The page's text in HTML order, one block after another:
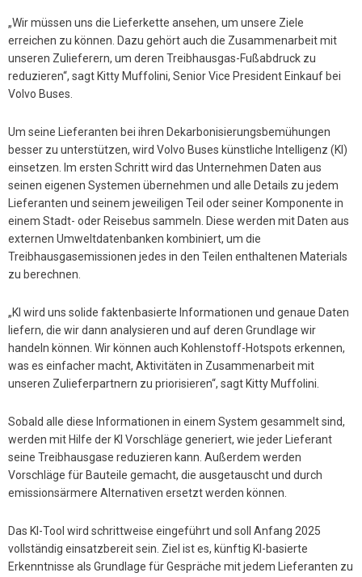
„Wir müssen uns die Lieferkette ansehen, um unsere Ziele
erreichen zu können. Dazu gehört auch die Zusammenarbeit mit
unseren Zulieferern, um deren Treibhausgas-Fußabdruck zu
reduzieren“, sagt Kitty Muffolini, Senior Vice President Einkauf bei
Volvo Buses.
Um seine Lieferanten bei ihren Dekarbonisierungsbemühungen
besser zu unterstützen, wird Volvo Buses künstliche Intelligenz (KI)
einsetzen. Im ersten Schritt wird das Unternehmen Daten aus
seinen eigenen Systemen übernehmen und alle Details zu jedem
Lieferanten und seinem jeweiligen Teil oder seiner Komponente in
einem Stadt- oder Reisebus sammeln. Diese werden mit Daten aus
externen Umweltdatenbanken kombiniert, um die
Treibhausgasemissionen jedes in den Teilen enthaltenen Materials
zu berechnen.
„KI wird uns solide faktenbasierte Informationen und genaue Daten
liefern, die wir dann analysieren und auf deren Grundlage wir
handeln können. Wir können auch Kohlenstoff-Hotspots erkennen,
was es einfacher macht, Aktivitäten in Zusammenarbeit mit
unseren Zulieferpartnern zu priorisieren“, sagt Kitty Muffolini.
Sobald alle diese Informationen in einem System gesammelt sind,
werden mit Hilfe der KI Vorschläge generiert, wie jeder Lieferant
seine Treibhausgase reduzieren kann. Außerdem werden
Vorschläge für Bauteile gemacht, die ausgetauscht und durch
emissionsärmere Alternativen ersetzt werden können.
Das KI-Tool wird schrittweise eingeführt und soll Anfang 2025
vollständig einsatzbereit sein. Ziel ist es, künftig KI-basierte
Erkenntnisse als Grundlage für Gespräche mit jedem Lieferanten zu